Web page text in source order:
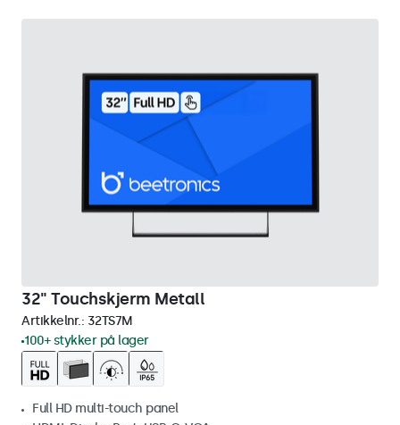
32" Touchskjerm Metall
Artikkelnr.: 32TS7M
100+ stykker på lager
Full HD multi-touch panel